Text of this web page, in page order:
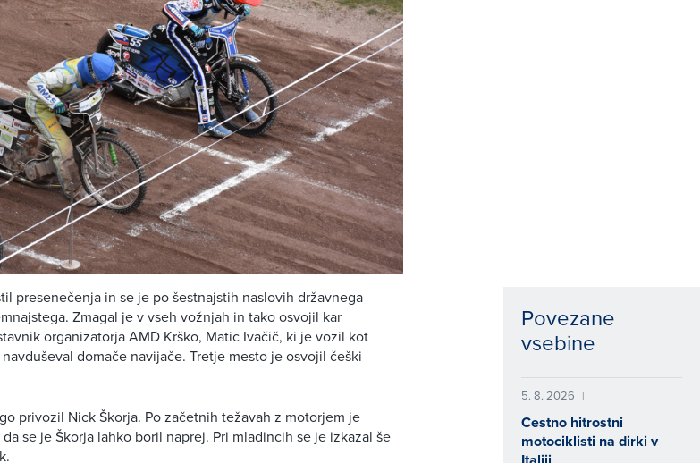
presenečenja in se je po šestnajstih naslovih državnega
Zmagal je v vseh vožnjah in tako osvojil kar
organizatorja AMD Krško, Matic Ivačič, ki je vozil kot
domače navijače. Tretje mesto je osvojil češki
privozil Nick Škorja. Po začetnih težavah z motorjem je
se je Škorja lahko boril naprej. Pri mladincih se je izkazal še
Povezane
vsebine
5. 8. 2026 |
Cestno hitrostni
motociklisti na dirki v